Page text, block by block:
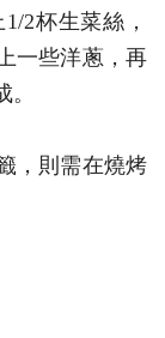
2杯生菜絲，
一些洋蔥，再
，則需在燒烤